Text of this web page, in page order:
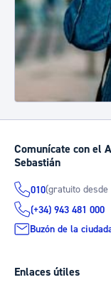
Comunícate con el
Sebastián
010(gratuito
(+34) 943 481 000
Buzón de la
Enlaces útiles